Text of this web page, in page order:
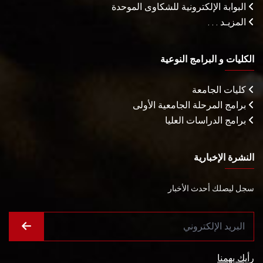
البوابة الإلكترونية للشكاوى الموحدة
المزيـد . . .
الكليات و البرامج النوعية
كليات الجامعة
برامج المرحلة الجامعية الأولى
برامج الدراسات العليا
النشرة الإخبارية
سجل ليصلك أحدث الأخبار
رأيك يهمنا